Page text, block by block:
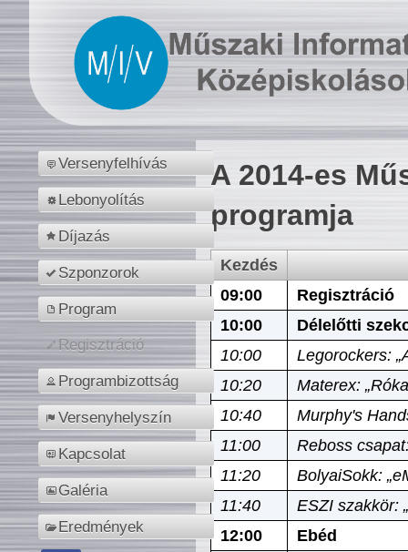
Versenyfelhívás
Lebonyolítás
Díjazás
Szponzorok
Program
Regisztráció
Programbizottság
Versenyhelyszín
Kapcsolat
Galéria
Eredmények
A 2014-es
programja
Kezdés
09:00
Regisztráció
10:00
Délelőtti
10:00
Legorockers:
10:20
Materex:
10:40
Murphy's
11:00
Reboss
11:20
BolyaiSokk:
11:40
ESZI szakkör:
12:00
Ebéd